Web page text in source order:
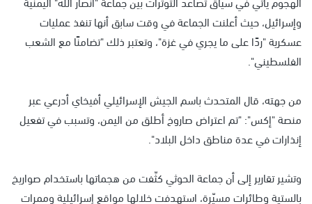
وإسرائيل، حيث أعلنت الجماعة في وقت سابق أنها تنفذ عمليات
عسكرية "ردًا على ما يجري في غزة"، وتعتبر ذلك "تضامنًا مع الشعب
الفلسطيني".
من جهته، قال المتحدث باسم الجيش الإسرائيلي أفيخاي أدرعي عبر
منصة "إكس": "تم اعتراض صاروخ أطلق من اليمن، وتسبب في تفعيل
إنذارات في عدة مناطق داخل البلاد".
وتشير تقارير إلى أن جماعة الحوثي كثّفت من هجماتها باستخدام صواريخ
بالستية وطائرات مسيّرة، استهدفت خلالها مواقع إسرائيلية وممرات